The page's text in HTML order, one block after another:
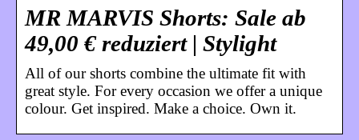
MR MARVIS Shorts: Sale ab
49,00 € reduziert | Stylight
All of our shorts combine the ultimate fit with
great style. For every occasion we offer a unique
colour. Get inspired. Make a choice. Own it.